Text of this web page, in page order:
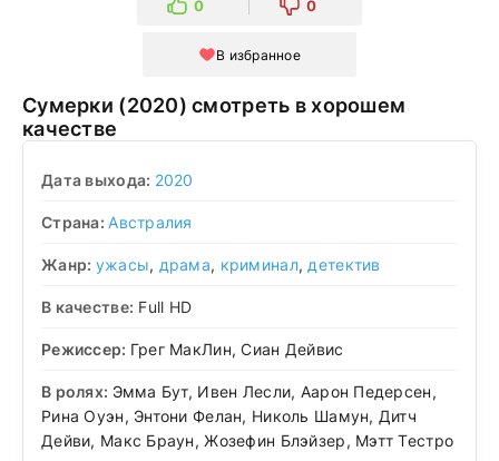
0 0
В избранное
Сумерки (2020) смотреть в хорошем
качестве
Дата выхода: 2020
Страна: Австралия
Жанр: ужасы, драма, криминал, детектив
В качестве: Full HD
Режиссер: Грег МакЛин, Сиан Дейвис
В ролях: Эмма Бут, Ивен Лесли, Аарон Педерсен,
Рина Оуэн, Энтони Фелан, Николь Шамун, Дитч
Дейви, Макс Браун, Жозефин Блэйзер, Мэтт Тестро